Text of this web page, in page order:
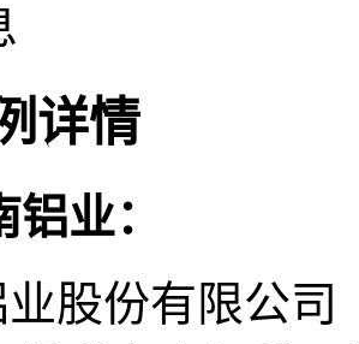
详情
业：
业股份有限公